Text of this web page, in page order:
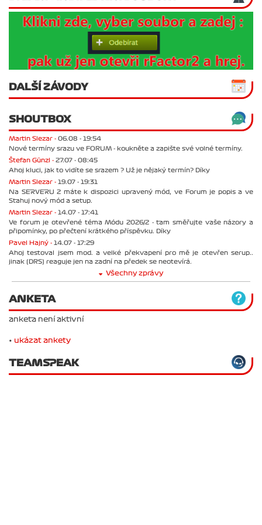
DALŠÍ ZÁVODY
SHOUTBOX
Martin Slezar - 06.08 - 19:54
Nové termíny srazu ve FORUM - koukněte a zapište své volné termíny.
Štefan Günzl - 27.07 - 08:45
Ahoj kluci, jak to vidíte se srazem ? Už je nějaký termín? Díky
Martin Slezar - 19.07 - 19:31
Na SERVERU 2 máte k dispozici upravený mód, ve Forum je popis a ve
Stahuj nový mód a setup.
Martin Slezar - 14.07 - 17:41
Ve forum je otevřené téma Módu 2026/2 - tam směřujte vaše názory a
připomínky, po přečtení krátkého příspěvku. Díky
Pavel Hajný - 14.07 - 17:29
Ahoj testoval jsem mod. a velké překvapení pro mě je otevřen serup..
jinak (DRS) reaguje jen na zadní na předek se neotevírá.
Všechny zprávy
ANKETA
anketa není aktivní
• ukázat ankety
TEAMSPEAK